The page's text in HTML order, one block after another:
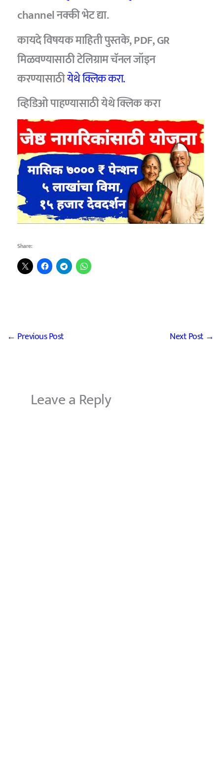
channel नक्की भेट द्या.
कायदे विषयक माहिती पुस्तके, PDF, GR
मिळवण्यासाठी टेलिग्राम चॅनल जॉइन
करण्यासाठीयेथे क्लिक करा.
व्हिडिओ पाहण्यासाठीयेथे क्लिक करा
Share:
← Previous Post Next Post →
Leave a Reply